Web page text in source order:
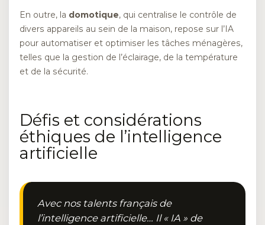
En outre, la domotique, qui centralise le contrôle de
divers appareils au sein de la maison, repose sur l’IA
pour automatiser et optimiser les tâches ménagères,
telles que la gestion de l’éclairage, de la température
et de la sécurité.
Défis et considérations
éthiques de l’intelligence
artificielle
Avec nos talents français de
l’intelligence artificielle… Il « IA » de